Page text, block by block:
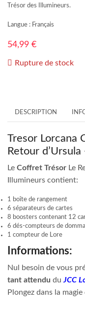
Trésor des Illumineurs.
Langue : Français
54,99 €
Rupture de stock
DESCRIPTION
Tresor Lorcana
Retour d’Ursula
Le Coffret Trésor Le
Illumineurs contient:
1 boîte de rangement
6 séparateurs de cartes
8 boosters contenant 12
6 dés-compteurs de
1 compteur de Lore
Informations:
Nul besoin de vous
tant attendu duJCC
Plongez dans la